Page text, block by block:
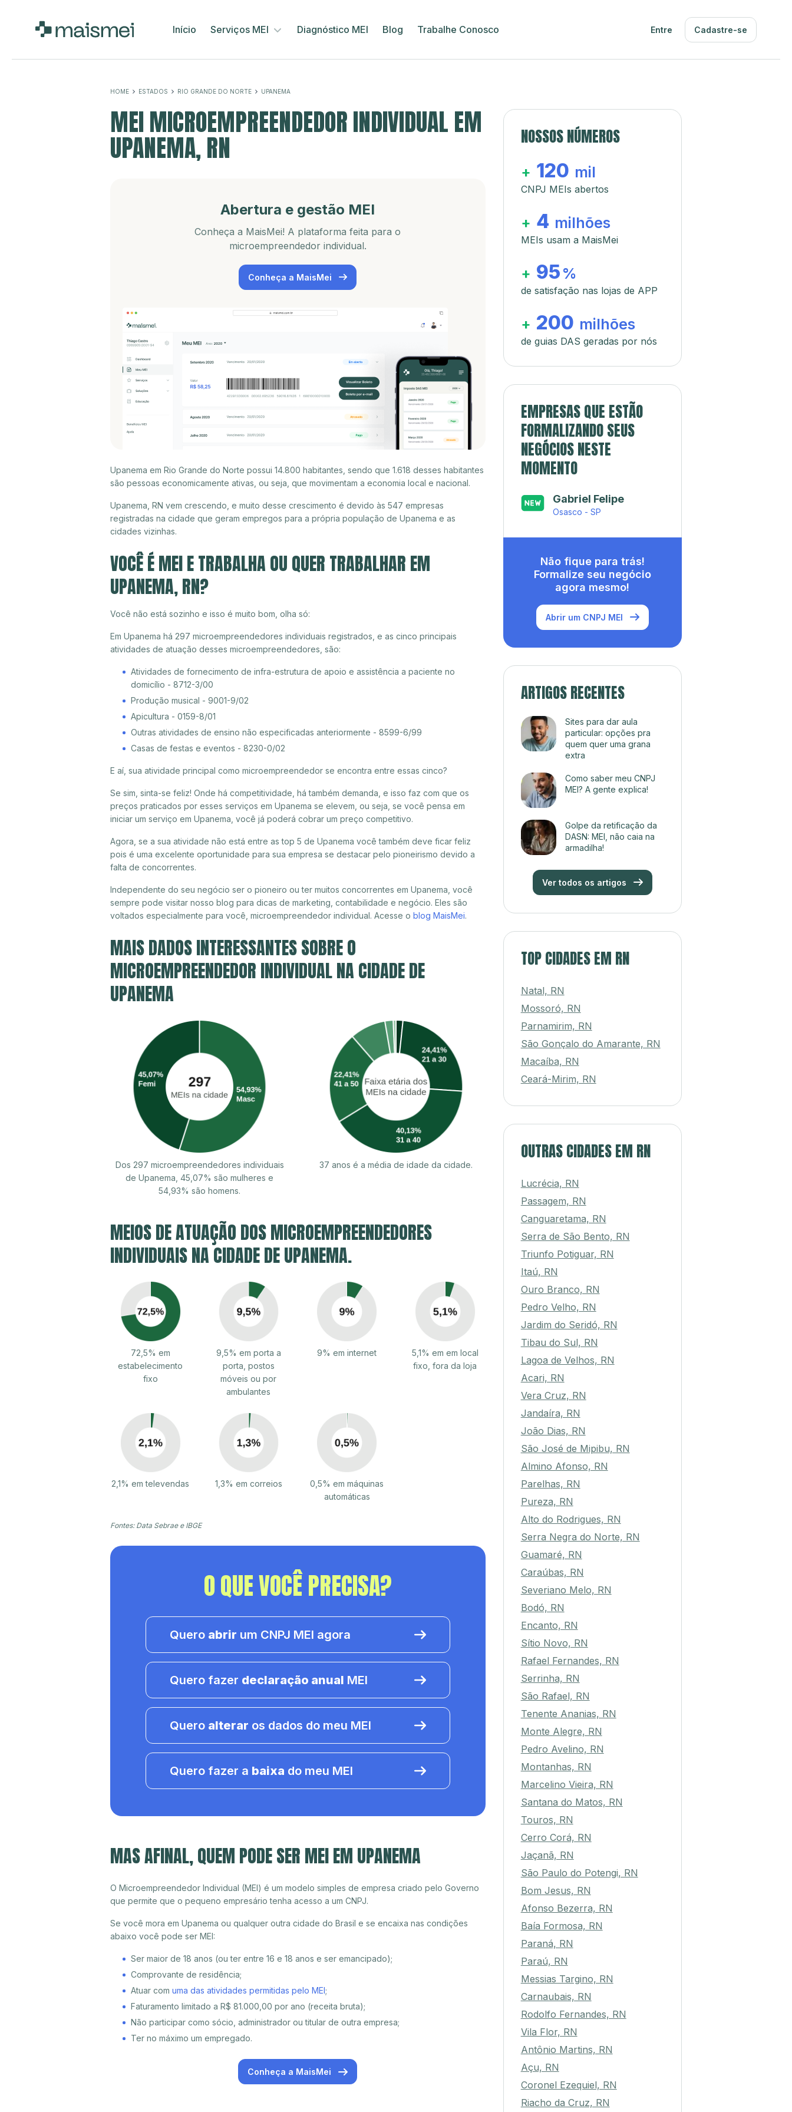
Início Serviços MEI Diagnóstico MEI Blog Trabalhe Conosco Entre Cadastre-se
HOME ESTADOS RIO GRANDE DO NORTE UPANEMA
MEI MICROEMPREENDEDOR INDIVIDUAL EM
UPANEMA, RN
Abertura e gestão MEI
Conheça a MaisMei! A plataforma feita para o
microempreendedor individual.
Conheça a MaisMei
Upanema em Rio Grande do Norte possui 14.800 habitantes, sendo que 1.618 desses habitantes
são pessoas economicamente ativas, ou seja, que movimentam a economia local e nacional.
Upanema, RN vem crescendo, e muito desse crescimento é devido às 547 empresas
registradas na cidade que geram empregos para a própria população de Upanema e as
cidades vizinhas.
VOCÊ É MEI E TRABALHA OU QUER TRABALHAR EM
UPANEMA, RN?
Você não está sozinho e isso é muito bom, olha só:
Em Upanema há 297 microempreendedores individuais registrados, e as cinco principais
atividades de atuação desses microempreendedores, são:
Atividades de fornecimento de infra-estrutura de apoio e assistência a paciente no
domicílio - 8712-3/00
Produção musical - 9001-9/02
Apicultura - 0159-8/01
Outras atividades de ensino não especificadas anteriormente - 8599-6/99
Casas de festas e eventos - 8230-0/02
E aí, sua atividade principal como microempreendedor se encontra entre essas cinco?
Se sim, sinta-se feliz! Onde há competitividade, há também demanda, e isso faz com que os
preços praticados por esses serviços em Upanema se elevem, ou seja, se você pensa em
iniciar um serviço em Upanema, você já poderá cobrar um preço competitivo.
Agora, se a sua atividade não está entre as top 5 de Upanema você também deve ficar feliz
pois é uma excelente oportunidade para sua empresa se destacar pelo pioneirismo devido a
falta de concorrentes.
Independente do seu negócio ser o pioneiro ou ter muitos concorrentes em Upanema, você
sempre pode visitar nosso blog para dicas de marketing, contabilidade e negócio. Eles são
voltados especialmente para você, microempreendedor individual. Acesse o blog MaisMei.
MAIS DADOS INTERESSANTES SOBRE O
MICROEMPREENDEDOR INDIVIDUAL NA CIDADE DE
UPANEMA
Dos 297 microempreendedores individuais
de Upanema, 45,07% são mulheres e
54,93% são homens.
37 anos é a média de idade da cidade.
MEIOS DE ATUAÇÃO DOS MICROEMPREENDEDORES
INDIVIDUAIS NA CIDADE DE UPANEMA.
72,5% em
estabelecimento
fixo
9,5% em porta a
porta, postos
móveis ou por
ambulantes
9% em internet
5,1% em em local
fixo, fora da loja
2,1% em televendas 1,3% em correios
0,5% em máquinas
automáticas
Fontes: Data Sebrae e IBGE
O QUE VOCÊ PRECISA?
Quero abrir um CNPJ MEI agora
Quero fazer declaração anual MEI
Quero alterar os dados do meu MEI
Quero fazer a baixa do meu MEI
MAS AFINAL, QUEM PODE SER MEI EM UPANEMA
O Microempreendedor Individual (MEI) é um modelo simples de empresa criado pelo Governo
que permite que o pequeno empresário tenha acesso a um CNPJ.
Se você mora em Upanema ou qualquer outra cidade do Brasil e se encaixa nas condições
abaixo você pode ser MEI:
Ser maior de 18 anos (ou ter entre 16 e 18 anos e ser emancipado);
Comprovante de residência;
Atuar com uma das atividades permitidas pelo MEI;
Faturamento limitado a R$ 81.000,00 por ano (receita bruta);
Não participar como sócio, administrador ou titular de outra empresa;
Ter no máximo um empregado.
Conheça a MaisMei
NOSSOS NÚMEROS
+ 120 mil
CNPJ MEIs abertos
+ 4 milhões
MEIs usam a MaisMei
+ 95 %
de satisfação nas lojas de APP
+ 200 milhões
de guias DAS geradas por nós
EMPRESAS QUE ESTÃO
FORMALIZANDO SEUS
NEGÓCIOS NESTE
MOMENTO
Gabriel Felipe
Osasco - SP
Não fique para trás!
Formalize seu negócio
agora mesmo!
Abrir um CNPJ MEI
ARTIGOS RECENTES
Sites para dar aula
particular: opções pra
quem quer uma grana
extra
Como saber meu CNPJ
MEI? A gente explica!
Golpe da retificação da
DASN: MEI, não caia na
armadilha!
Ver todos os artigos
TOP CIDADES EM RN
Natal, RN
Mossoró, RN
Parnamirim, RN
São Gonçalo do Amarante, RN
Macaíba, RN
Ceará-Mirim, RN
OUTRAS CIDADES EM RN
Lucrécia, RN
Passagem, RN
Canguaretama, RN
Serra de São Bento, RN
Triunfo Potiguar, RN
Itaú, RN
Ouro Branco, RN
Pedro Velho, RN
Jardim do Seridó, RN
Tibau do Sul, RN
Lagoa de Velhos, RN
Acari, RN
Vera Cruz, RN
Jandaíra, RN
João Dias, RN
São José de Mipibu, RN
Almino Afonso, RN
Parelhas, RN
Pureza, RN
Alto do Rodrigues, RN
Serra Negra do Norte, RN
Guamaré, RN
Caraúbas, RN
Severiano Melo, RN
Bodó, RN
Encanto, RN
Sítio Novo, RN
Rafael Fernandes, RN
Serrinha, RN
São Rafael, RN
Tenente Ananias, RN
Monte Alegre, RN
Pedro Avelino, RN
Montanhas, RN
Marcelino Vieira, RN
Santana do Matos, RN
Touros, RN
Cerro Corá, RN
Jaçanã, RN
São Paulo do Potengi, RN
Bom Jesus, RN
Afonso Bezerra, RN
Baía Formosa, RN
Paraná, RN
Paraú, RN
Messias Targino, RN
Carnaubais, RN
Rodolfo Fernandes, RN
Vila Flor, RN
Antônio Martins, RN
Açu, RN
Coronel Ezequiel, RN
Riacho da Cruz, RN